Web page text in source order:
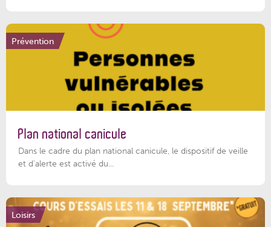
Prévention
Plan national canicule
Dans le cadre du plan national canicule, le dispositif de veille
et d’alerte est activé du...
Loisirs